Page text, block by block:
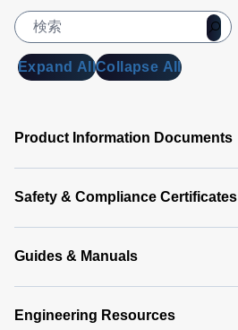
Expand AllCollapse All
Product Information Documents
Safety & Compliance Certificates
Guides & Manuals
Engineering Resources